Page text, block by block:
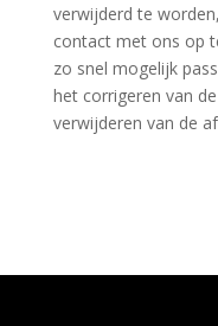
verwijderd te
contact met ons op
zo snel mogelijk
het corrigeren van
verwijderen van de